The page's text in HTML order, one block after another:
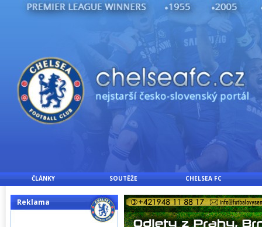
ČLÁNKY SOUTĚŽE CHELSEA FC
Reklama